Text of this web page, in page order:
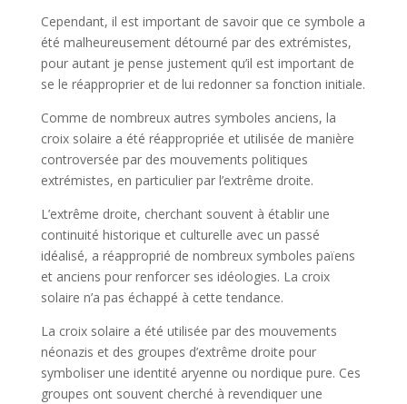
Cependant, il est important de savoir que ce symbole a
été malheureusement détourné par des extrémistes,
pour autant je pense justement qu’il est important de
se le réapproprier et de lui redonner sa fonction initiale.
Comme de nombreux autres symboles anciens, la
croix solaire a été réappropriée et utilisée de manière
controversée par des mouvements politiques
extrémistes, en particulier par l’extrême droite.
L’extrême droite, cherchant souvent à établir une
continuité historique et culturelle avec un passé
idéalisé, a réapproprié de nombreux symboles païens
et anciens pour renforcer ses idéologies. La croix
solaire n’a pas échappé à cette tendance.
La croix solaire a été utilisée par des mouvements
néonazis et des groupes d’extrême droite pour
symboliser une identité aryenne ou nordique pure. Ces
groupes ont souvent cherché à revendiquer une